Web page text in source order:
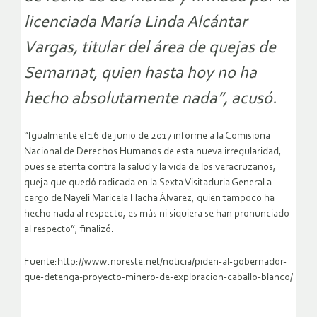
licenciada María Linda Alcántar
Vargas, titular del área de quejas de
Semarnat, quien hasta hoy no ha
hecho absolutamente nada”, acusó.
“Igualmente el 16 de junio de 2017 informe a la Comisiona
Nacional de Derechos Humanos de esta nueva irregularidad,
pues se atenta contra la salud y la vida de los veracruzanos,
queja que quedó radicada en la Sexta Visitaduria General a
cargo de Nayeli Maricela Hacha Álvarez, quien tampoco ha
hecho nada al respecto, es más ni siquiera se han pronunciado
al respecto”, finalizó.
Fuente:http://www.noreste.net/noticia/piden-al-gobernador-
que-detenga-proyecto-minero-de-exploracion-caballo-blanco/